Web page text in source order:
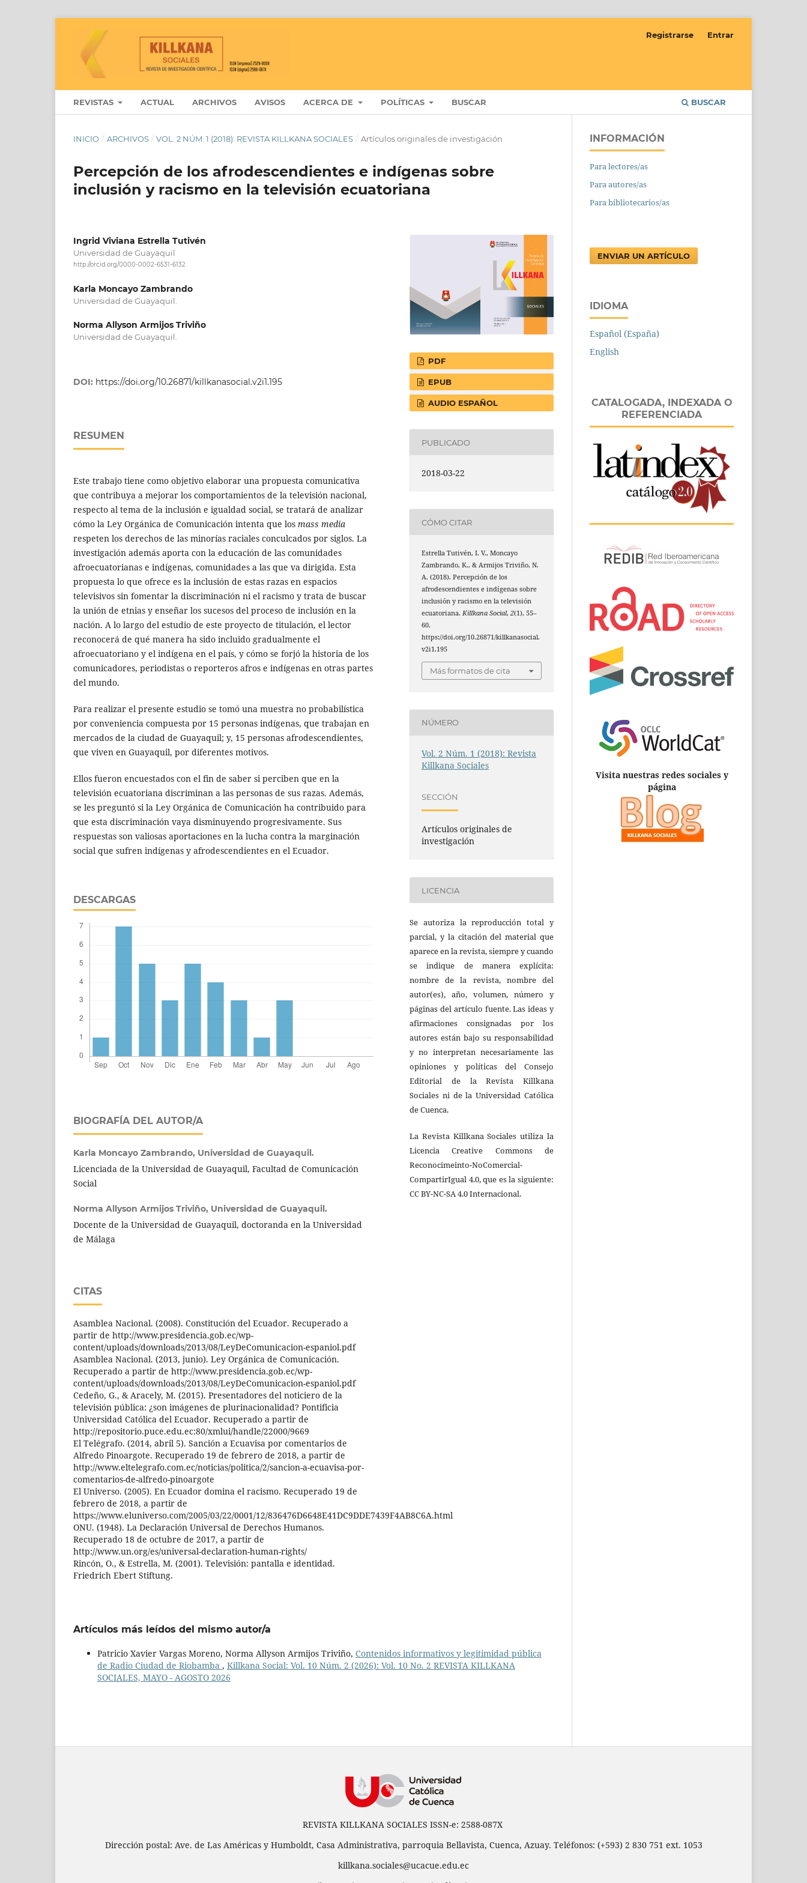
REVISTAS ACTUAL ARCHIVOS AVISOS ACERCA DE POLÍTICAS BUSCAR BUSCAR
Registrarse Entrar
INICIO / ARCHIVOS / VOL. 2 NÚM. 1 (2018): REVISTA KILLKANA SOCIALES / Artículos originales de investigación
Percepción de los afrodescendientes e indígenas sobre
inclusión y racismo en la televisión ecuatoriana
Ingrid Viviana Estrella Tutivén
Universidad de Guayaquil
http://orcid.org/0000-0002-6531-6132
Karla Moncayo Zambrando
Universidad de Guayaquil.
Norma Allyson Armijos Triviño
Universidad de Guayaquil.
DOI: https://doi.org/10.26871/killkanasocial.v2i1.195
RESUMEN
Este trabajo tiene como objetivo elaborar una propuesta comunicativa
que contribuya a mejorar los comportamientos de la televisión nacional,
respecto al tema de la inclusión e igualdad social, se tratará de analizar
cómo la Ley Orgánica de Comunicación intenta que los mass media
respeten los derechos de las minorías raciales conculcados por siglos. La
investigación además aporta con la educación de las comunidades
afroecuatorianas e indígenas, comunidades a las que va dirigida. Esta
propuesta lo que ofrece es la inclusión de estas razas en espacios
televisivos sin fomentar la discriminación ni el racismo y trata de buscar
la unión de etnias y enseñar los sucesos del proceso de inclusión en la
nación. A lo largo del estudio de este proyecto de titulación, el lector
reconocerá de qué manera ha sido incluido gradualmente el
afroecuatoriano y el indígena en el país, y cómo se forjó la historia de los
comunicadores, periodistas o reporteros afros e indígenas en otras partes
del mundo.
Para realizar el presente estudio se tomó una muestra no probabilística
por conveniencia compuesta por 15 personas indígenas, que trabajan en
mercados de la ciudad de Guayaquil; y, 15 personas afrodescendientes,
que viven en Guayaquil, por diferentes motivos.
Ellos fueron encuestados con el fin de saber si perciben que en la
televisión ecuatoriana discriminan a las personas de sus razas. Además,
se les preguntó si la Ley Orgánica de Comunicación ha contribuido para
que esta discriminación vaya disminuyendo progresivamente. Sus
respuestas son valiosas aportaciones en la lucha contra la marginación
social que sufren indígenas y afrodescendientes en el Ecuador.
DESCARGAS
BIOGRAFÍA DEL AUTOR/A
Karla Moncayo Zambrando, Universidad de Guayaquil.
Licenciada de la Universidad de Guayaquil, Facultad de Comunicación
Social
Norma Allyson Armijos Triviño, Universidad de Guayaquil.
Docente de la Universidad de Guayaquil, doctoranda en la Universidad
de Málaga
CITAS
Asamblea Nacional. (2008). Constitución del Ecuador. Recuperado a
partir de http://www.presidencia.gob.ec/wp-
content/uploads/downloads/2013/08/LeyDeComunicacion-espaniol.pdf
Asamblea Nacional. (2013, junio). Ley Orgánica de Comunicación.
Recuperado a partir de http://www.presidencia.gob.ec/wp-
content/uploads/downloads/2013/08/LeyDeComunicacion-espaniol.pdf
Cedeño, G., & Aracely, M. (2015). Presentadores del noticiero de la
televisión pública: ¿son imágenes de plurinacionalidad? Pontificia
Universidad Católica del Ecuador. Recuperado a partir de
http://repositorio.puce.edu.ec:80/xmlui/handle/22000/9669
El Telégrafo. (2014, abril 5). Sanción a Ecuavisa por comentarios de
Alfredo Pinoargote. Recuperado 19 de febrero de 2018, a partir de
http://www.eltelegrafo.com.ec/noticias/politica/2/sancion-a-ecuavisa-por-
comentarios-de-alfredo-pinoargote
El Universo. (2005). En Ecuador domina el racismo. Recuperado 19 de
febrero de 2018, a partir de
https://www.eluniverso.com/2005/03/22/0001/12/836476D6648E41DC9DDE7439F4AB8C6A.html
ONU. (1948). La Declaración Universal de Derechos Humanos.
Recuperado 18 de octubre de 2017, a partir de
http://www.un.org/es/universal-declaration-human-rights/
Rincón, O., & Estrella, M. (2001). Televisión: pantalla e identidad.
Friedrich Ebert Stiftung.
PDF
EPUB
AUDIO ESPAÑOL
PUBLICADO
2018-03-22
CÓMO CITAR
Estrella Tutivén, I. V., Moncayo
Zambrando, K., & Armijos Triviño, N.
A. (2018). Percepción de los
afrodescendientes e indígenas sobre
inclusión y racismo en la televisión
ecuatoriana.Killkana Social,2(1), 55–
60.
https://doi.org/10.26871/killkanasocial.
v2i1.195
Más formatos de cita
NÚMERO
Vol. 2 Núm. 1 (2018): Revista
Killkana Sociales
SECCIÓN
Artículos originales de
investigación
LICENCIA
Se autoriza la reproducción total y
parcial, y la citación del material que
aparece en la revista, siempre y cuando
se indique de manera explícita:
nombre de la revista, nombre del
autor(es), año, volumen, número y
páginas del artículo fuente. Las ideas y
afirmaciones consignadas por los
autores están bajo su responsabilidad
y no interpretan necesariamente las
opiniones y políticas del Consejo
Editorial de la Revista Killkana
Sociales ni de la Universidad Católica
de Cuenca.
La Revista Killkana Sociales utiliza la
Licencia Creative Commons de
Reconocimeinto-NoComercial-
CompartirIgual 4.0, que es la siguiente:
CC BY-NC-SA 4.0 Internacional.
Artículos más leídos del mismo autor/a
Patricio Xavier Vargas Moreno, Norma Allyson Armijos Triviño, Contenidos informativos y legitimidad pública
de Radio Ciudad de Riobamba , Killkana Social: Vol. 10 Núm. 2 (2026): Vol. 10 No. 2 REVISTA KILLKANA
SOCIALES, MAYO - AGOSTO 2026
INFORMACIÓN
Para lectores/as
Para autores/as
Para bibliotecarios/as
ENVIAR UN ARTÍCULO
IDIOMA
Español (España)
English
CATALOGADA, INDEXADA O
REFERENCIADA
Visita nuestras redes sociales y
página
REVISTA KILLKANA SOCIALES ISSN-e: 2588-087X
Dirección postal: Ave. de Las Américas y Humboldt, Casa Administrativa, parroquia Bellavista, Cuenca, Azuay. Teléfonos: (+593) 2 830 751 ext. 1053
killkana.sociales@ucacue.edu.ec